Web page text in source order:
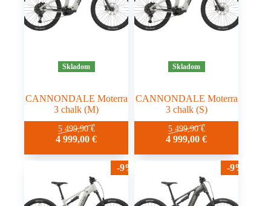
Skladom
CANNONDALE Moterra
3 chalk (M)
5 499,90€
4 999,00€
Skladom
CANNONDALE Moterra
3 chalk (S)
5 499,90€
4 999,00€
-9% -9%